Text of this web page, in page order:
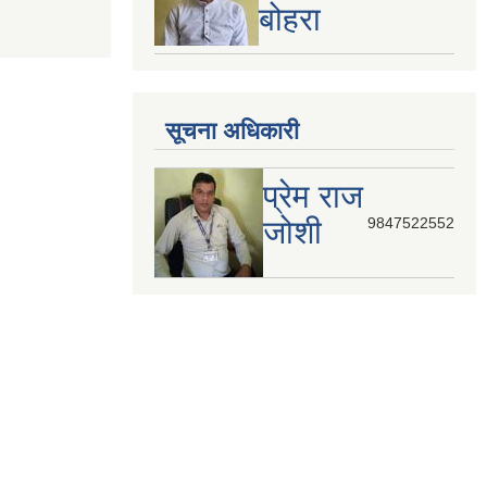
बोहरा
सूचना अधिकारी
प्रेम राज
जोशी
9847522552